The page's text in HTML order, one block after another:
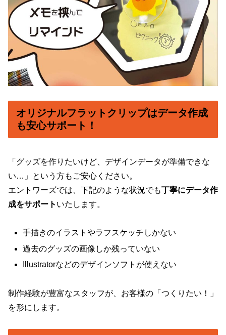
オリジナルフラットクリップはデータ作成
も安心サポート！
「グッズを作りたいけど、デザインデータが準備できな
い…」という方もご安心ください。
エントワーズでは、下記のような状況でも丁寧にデータ作
成をサポート いたします。
手描きのイラストやラフスケッチしかない
過去のグッズの画像しか残っていない
Illustratorなどのデザインソフトが使えない
制作経験が豊富なスタッフが、お客様の「つくりたい！」
を形にします。